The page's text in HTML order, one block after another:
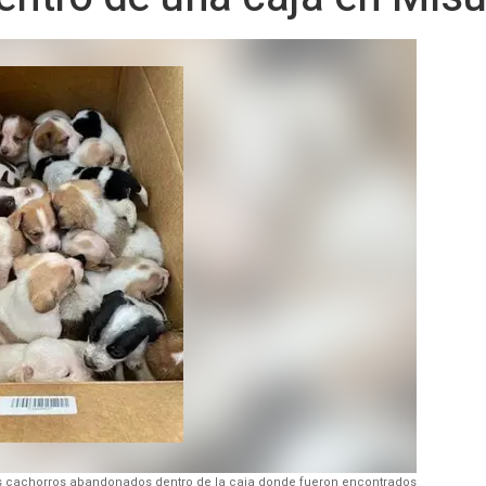
cachorros abandonados dentro de la caja donde fueron encontrados